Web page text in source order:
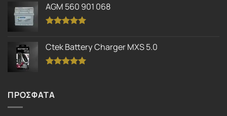
από 5
AGM 560 901 068
από 5
Ctek Battery Charger MXS 5.0
ΠΡΟΣΦΑΤΑ